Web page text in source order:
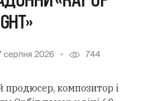
серпня 2026 744
композитор і